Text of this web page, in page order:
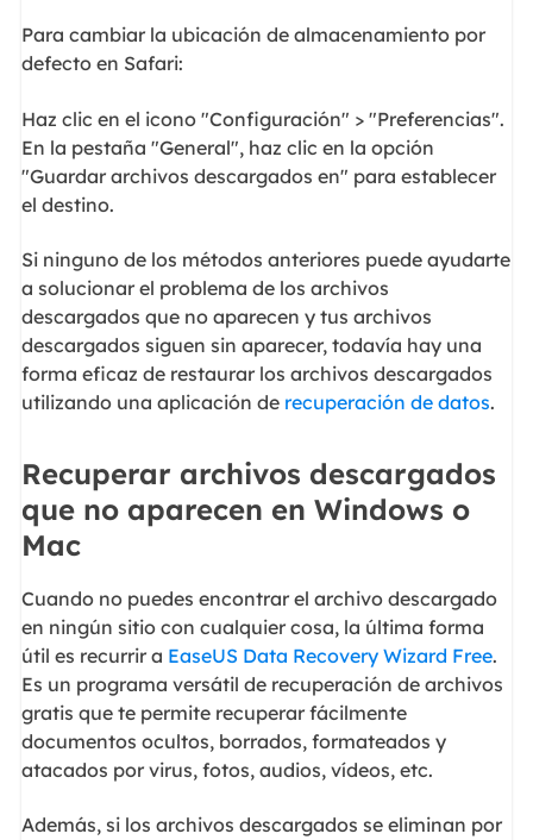
Para cambiar la ubicación de almacenamiento por
defecto en Safari:
Haz clic en el icono "Configuración" > "Preferencias".
En la pestaña "General", haz clic en la opción
"Guardar archivos descargados en" para establecer
el destino.
Si ninguno de los métodos anteriores puede ayudarte
a solucionar el problema de los archivos
descargados que no aparecen y tus archivos
descargados siguen sin aparecer, todavía hay una
forma eficaz de restaurar los archivos descargados
utilizando una aplicación de recuperación de datos.
Recuperar archivos descargados
que no aparecen en Windows o
Mac
Cuando no puedes encontrar el archivo descargado
en ningún sitio con cualquier cosa, la última forma
útil es recurrir a EaseUS Data Recovery Wizard Free.
Es un programa versátil de recuperación de archivos
gratis que te permite recuperar fácilmente
documentos ocultos, borrados, formateados y
atacados por virus, fotos, audios, vídeos, etc.
Además, si los archivos descargados se eliminan por